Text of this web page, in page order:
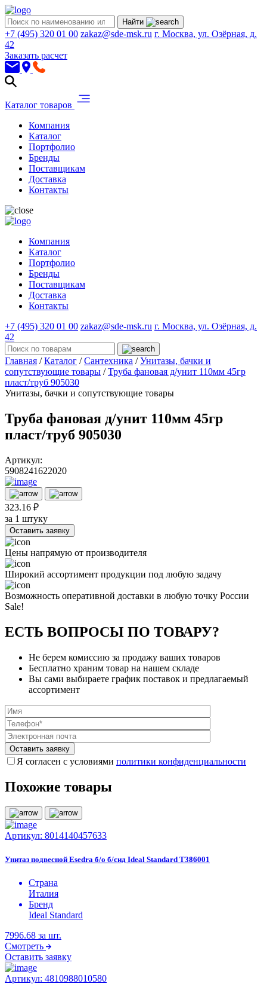
Найти
+7 (495) 320 01 00 zakaz@sde-msk.ru г. Москва, ул. Озёрная, д.
42
Заказать расчет
Каталог товаров
Компания
Каталог
Портфолио
Бренды
Поставщикам
Доставка
Контакты
Компания
Каталог
Портфолио
Бренды
Поставщикам
Доставка
Контакты
+7 (495) 320 01 00 zakaz@sde-msk.ru г. Москва, ул. Озёрная, д.
42
Главная / Каталог / Сантехника / Унитазы, бачки и
сопутствующие товары / Труба фановая д/унит 110мм 45гр
пласт/труб 905030
Унитазы, бачки и сопутствующие товары
Труба фановая д/унит 110мм 45гр
пласт/труб 905030
Артикул:
5908241622020
323.16 ₽
за 1 штуку
Оставить заявку
Цены напрямую от производителя
Широкий ассортимент продукции под любую задачу
Возможность оперативной доставки в любую точку России
Sale!
ЕСТЬ ВОПРОСЫ ПО ТОВАРУ?
Не берем комиссию за продажу ваших товаров
Бесплатно храним товар на нашем складе
Вы сами выбираете график поставок и предлагаемый
ассортимент
Я согласен с условиями политики конфиденциальности
Похожие товары
Артикул: 8014140457633
Унитаз подвесной Esedra б/о б/сид Ideal Standard T386001
Страна
Италия
Бренд
Ideal Standard
7996.68 за шт.
Смотреть
Оставить заявку
Артикул: 4810988010580